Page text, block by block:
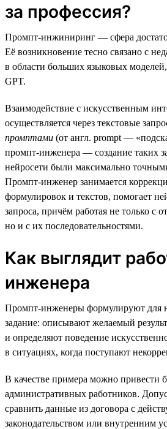
за профессия?
Промпт-инжиниринг — сфера
Её возникновение тесно связано с
в области больших языковых
GPT.
Взаимодействие с искусственным
осуществляется через текстовые
промптами (от англ. prompt —
промпт-инженера — создание таких
нейросети были максимально
Промпт-инженер занимается
формулировок и текстов, помогает
запроса, причём работая не только с
но и с их последовательностями.
Как выглядит
инженера
Промпт-инженеры формулируют для
задание: описывают желаемый
и определяют поведение
в ситуациях, когда поступают
В качестве примера можно привести
административных работников.
сравнить данные из договора с
законодательством или внутренним